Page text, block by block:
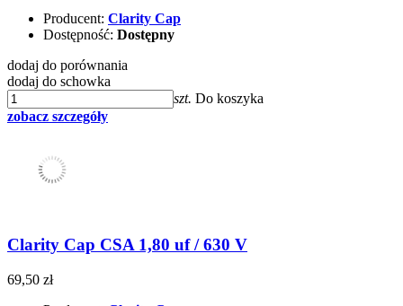
Producent: Clarity Cap
Dostępność: Dostępny
dodaj do porównania
dodaj do schowka
szt. Do koszyka
zobacz szczegóły
Clarity Cap CSA 1,80 uf / 630 V
69,50 zł